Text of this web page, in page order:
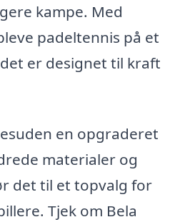
kampe. Med
padeltennis på et
er designet til kraft
en opgraderet
materialer og
det til et topvalg for
Tjek om Bela